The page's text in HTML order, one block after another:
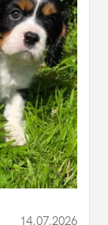
14.07.2026